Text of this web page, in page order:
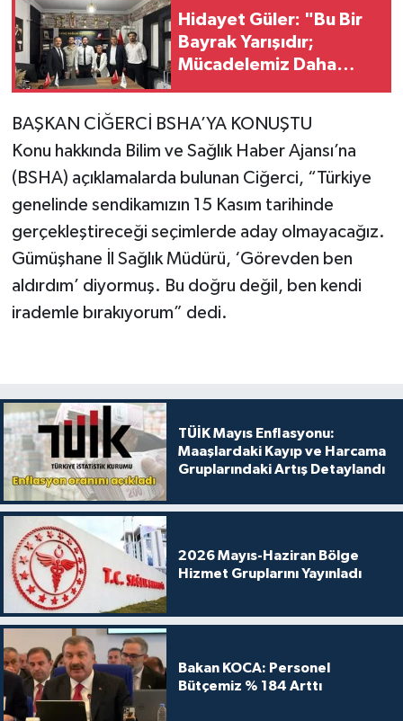
Hidayet Güler: "Bu Bir
Bayrak Yarışıdır;
Mücadelemiz Daha
BAŞKAN CİĞERCİ BSHA’YA KONUŞTU
Konu hakkında Bilim ve Sağlık Haber Ajansı’na
(BSHA) açıklamalarda bulunan Ciğerci, “Türkiye
genelinde sendikamızın 15 Kasım tarihinde
gerçekleştireceği seçimlerde aday olmayacağız.
Gümüşhane İl Sağlık Müdürü, ‘Görevden ben
aldırdım’ diyormuş. Bu doğru değil, ben kendi
irademle bırakıyorum” dedi.
TÜİK Mayıs Enflasyonu:
Maaşlardaki Kayıp ve Harcama
Gruplarındaki Artış Detaylandı
2026 Mayıs-Haziran Bölge
Hizmet Gruplarını Yayınladı
Bakan KOCA: Personel
Bütçemiz % 184 Arttı